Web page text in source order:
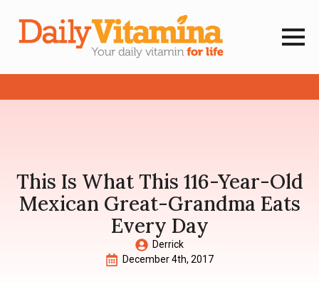
This Is What This 116-Year-Old
Mexican Great-Grandma Eats
Every Day
Derrick
December 4th, 2017